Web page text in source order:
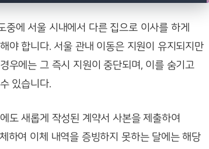
에 서울 시내에서 다른 집으로 이사를 하게
야 합니다. 서울 관내 이동은 지원이 유지되지만
우에는 그 즉시 지원이 중단되며, 이를 숨기고
있습니다.
도 새롭게 작성된 계약서 사본을 제출하여
하여 이체 내역을 증빙하지 못하는 달에는 해당